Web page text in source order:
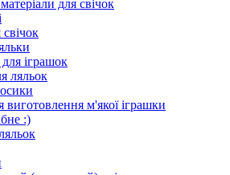
для свічок
іграшок
ляльок
виготовлення м'якої іграшки
:)